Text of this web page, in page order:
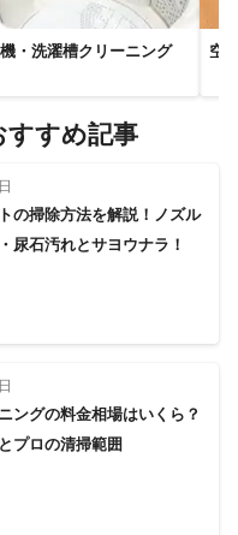
南町 西予市
大洲市
今治市
西条市
市 諫早市
波佐見町
町 松浦市
佐々町
里町
白石町
大町町
嬉野市
有田町
・洗濯槽クリーニング 空
すすめ記事
の掃除方法を解説！ノズル
尿石汚れとサヨウナラ！
ングの料金相場はいくら？
プロの清掃範囲